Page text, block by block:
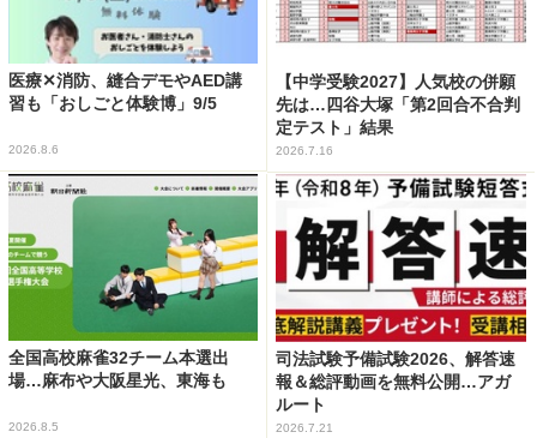
医療✕消防、縫合デモやAED講
習も「おしごと体験博」9/5
2026.8.6
【中学受験2027】人気校の併願
先は…四谷大塚「第2回合不合判
定テスト」結果
2026.7.16
全国高校麻雀32チーム本選出
場…麻布や大阪星光、東海も
2026.8.5
司法試験予備試験2026、解答速
報＆総評動画を無料公開…アガ
ルート
2026.7.21